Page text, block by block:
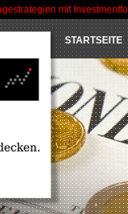
mit
STARTSEITE